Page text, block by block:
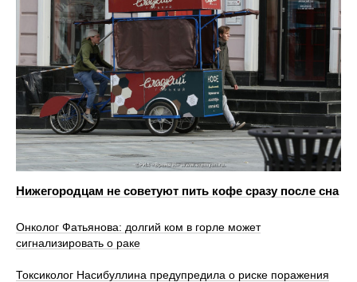
Нижегородцам не советуют пить кофе сразу после сна
Онколог Фатьянова: долгий ком в горле может
сигнализировать о раке
Токсиколог Насибуллина предупредила о риске поражения